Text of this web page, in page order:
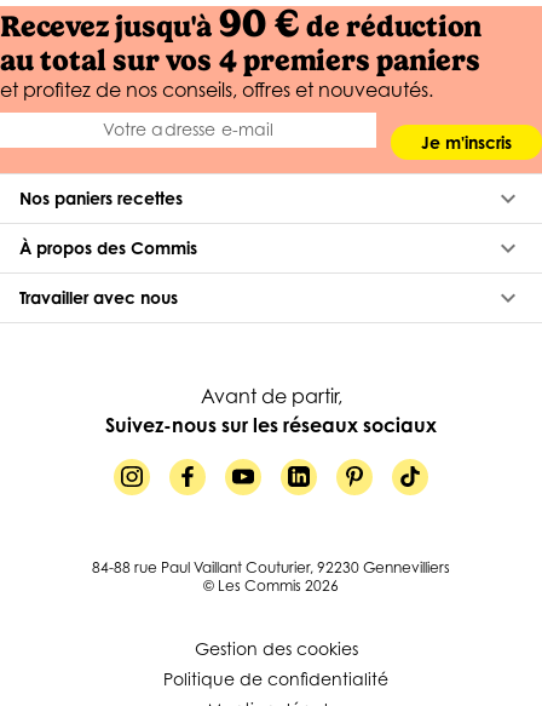
Recevez jusqu'à 90 €de réduction
au total sur vos 4 premiers paniers
et profitez de nos conseils, offres et nouveautés.
Je m'inscris
Nos paniers recettes keyboard_arrow_down
À propos des Commis keyboard_arrow_down
Travailler avec nous keyboard_arrow_down
Avant de partir,
Suivez-nous sur les réseaux sociaux
84-88 rue Paul Vaillant Couturier, 92230 Gennevilliers
© Les Commis 2026
Gestion des cookies
Politique de confidentialité